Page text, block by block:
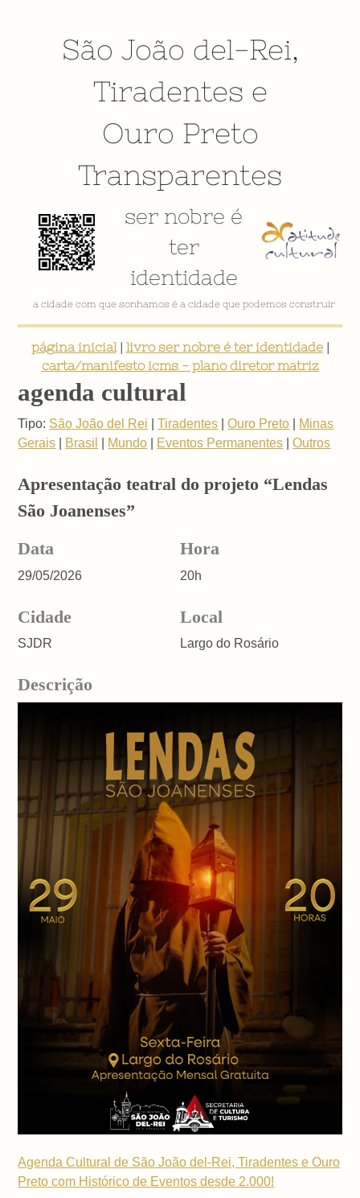
São João del-Rei,
Tiradentes e
Ouro Preto
Transparentes
ser nobre é
ter
identidade
a cidade com que sonhamos é a cidade que podemos construir
página inicial| livro ser nobre é ter identidade|
carta/manifesto icms - plano diretor matriz
agenda cultural
Tipo: São João del Rei |Tiradentes |Ouro Preto
Minas
Gerais
Brasil Mundo Eventos Permanentes |Outros
Apresentação teatral do projeto “Lendas
São Joanenses”
Data
29/05/2026
Hora
20h
Cidade
SJDR
Local
Largo do Rosário
Descrição
Agenda Cultural de São João del-Rei, Tiradentes e Ouro
Preto com Histórico de Eventos desde 2.000!